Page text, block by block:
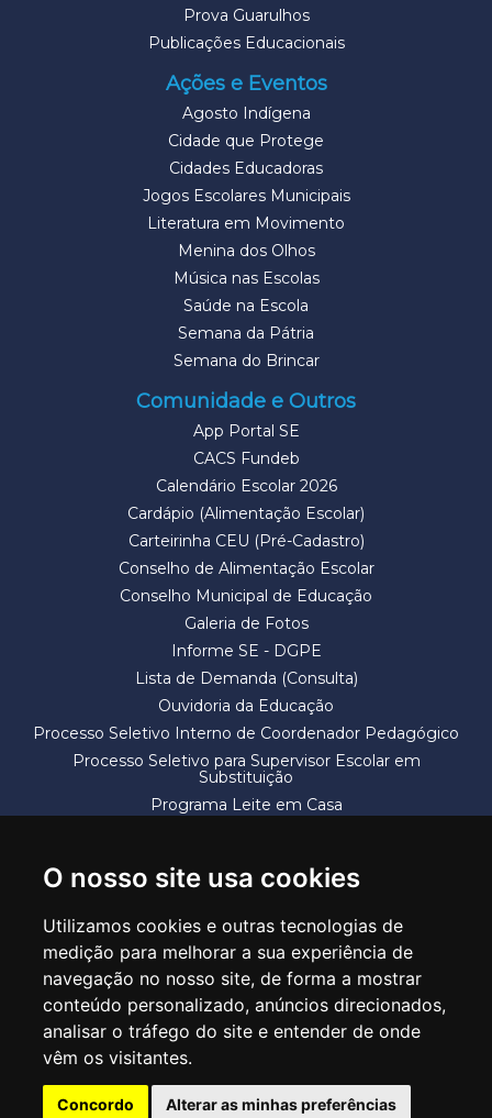
O nosso site usa cookies
Utilizamos cookies e outras tecnologias de
medição para melhorar a sua experiência de
navegação no nosso site, de forma a mostrar
conteúdo personalizado, anúncios direcionados,
analisar o tráfego do site e entender de onde
vêm os visitantes.
Concordo Alterar as minhas preferências
Prova Guarulhos
Publicações Educacionais
Ações e Eventos
Agosto Indígena
Cidade que Protege
Cidades Educadoras
Jogos Escolares Municipais
Literatura em Movimento
Menina dos Olhos
Música nas Escolas
Saúde na Escola
Semana da Pátria
Semana do Brincar
Comunidade e Outros
App Portal SE
CACS Fundeb
Calendário Escolar 2026
Cardápio (Alimentação Escolar)
Carteirinha CEU (Pré-Cadastro)
Conselho de Alimentação Escolar
Conselho Municipal de Educação
Galeria de Fotos
Informe SE - DGPE
Lista de Demanda (Consulta)
Ouvidoria da Educação
Processo Seletivo Interno de Coordenador Pedagógico
Processo Seletivo para Supervisor Escolar em
Substituição
Programa Leite em Casa
SECRETARIA DE EDUCAÇÃO
Rua Claudino Barbosa, 313 - Macedo - Guarulhos/SP CEP 07113-040
Central de Atendimento: *55 11 2475-7300